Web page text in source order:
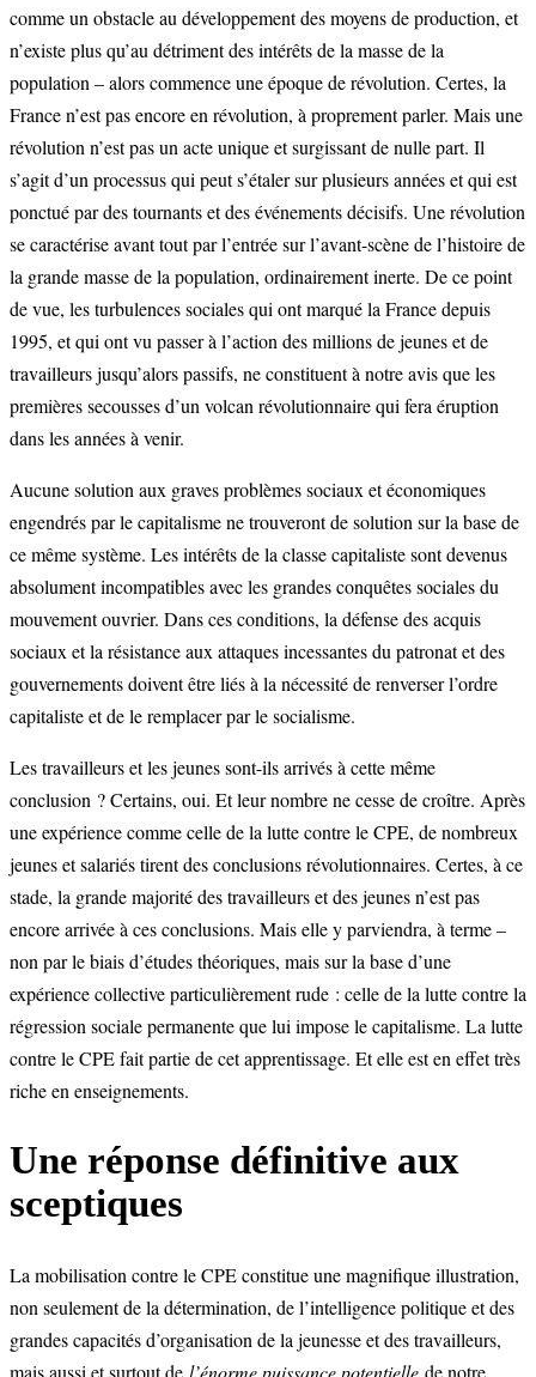
comme un obstacle au développement des moyens de production, et
n’existe plus qu’au détriment des intérêts de la masse de la
population – alors commence une époque de révolution. Certes, la
France n’est pas encore en révolution, à proprement parler. Mais une
révolution n’est pas un acte unique et surgissant de nulle part. Il
s’agit d’un processus qui peut s’étaler sur plusieurs années et qui est
ponctué par des tournants et des événements décisifs. Une révolution
se caractérise avant tout par l’entrée sur l’avant-scène de l’histoire de
la grande masse de la population, ordinairement inerte. De ce point
de vue, les turbulences sociales qui ont marqué la France depuis
1995, et qui ont vu passer à l’action des millions de jeunes et de
travailleurs jusqu’alors passifs, ne constituent à notre avis que les
premières secousses d’un volcan révolutionnaire qui fera éruption
dans les années à venir.
Aucune solution aux graves problèmes sociaux et économiques
engendrés par le capitalisme ne trouveront de solution sur la base de
ce même système. Les intérêts de la classe capitaliste sont devenus
absolument incompatibles avec les grandes conquêtes sociales du
mouvement ouvrier. Dans ces conditions, la défense des acquis
sociaux et la résistance aux attaques incessantes du patronat et des
gouvernements doivent être liés à la nécessité de renverser l’ordre
capitaliste et de le remplacer par le socialisme.
Les travailleurs et les jeunes sont-ils arrivés à cette même
conclusion ? Certains, oui. Et leur nombre ne cesse de croître. Après
une expérience comme celle de la lutte contre le CPE, de nombreux
jeunes et salariés tirent des conclusions révolutionnaires. Certes, à ce
stade, la grande majorité des travailleurs et des jeunes n’est pas
encore arrivée à ces conclusions. Mais elle y parviendra, à terme –
non par le biais d’études théoriques, mais sur la base d’une
expérience collective particulièrement rude : celle de la lutte contre la
régression sociale permanente que lui impose le capitalisme. La lutte
contre le CPE fait partie de cet apprentissage. Et elle est en effet très
riche en enseignements.
Une réponse définitive aux
sceptiques
La mobilisation contre le CPE constitue une magnifique illustration,
non seulement de la détermination, de l’intelligence politique et des
grandes capacités d’organisation de la jeunesse et des travailleurs,
mais aussi et surtout de l’énorme puissance potentielle de notre